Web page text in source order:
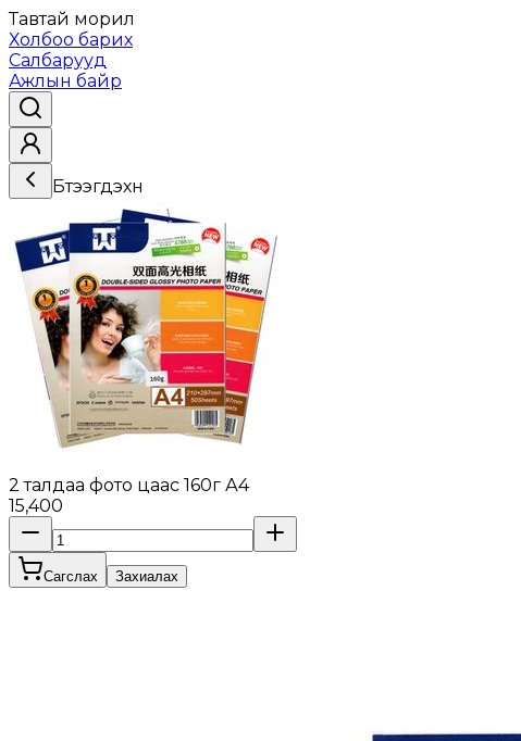
Тавтай морил
Холбоо барих
Салбарууд
Ажлын байр
Бүтээгдэхүүн
2 талдаа фото цаас 160г А4
15,400
Сагслах Захиалах